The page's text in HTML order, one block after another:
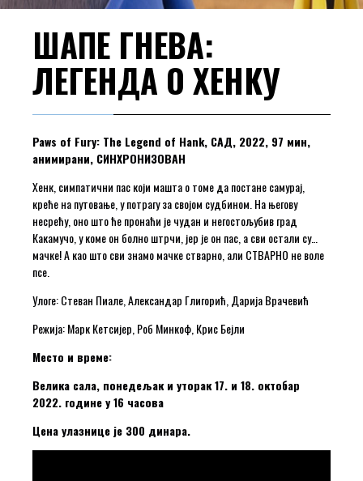
ШАПЕ ГНЕВА:
ЛЕГЕНДА О ХЕНКУ
Paws of Fury: The Legend of Hank, САД, 2022, 97 мин,
анимирани, СИНХРОНИЗОВАН
Хенк, симпатични пас који машта о томе да постане самурај,
креће на путовање, у потрагу за својом судбином. На његову
несрећу, оно што ће пронаћи је чудан и негостољубив град
Какамучо, у коме он болно штрчи, јер је он пас, а сви остали су…
мачке! А као што сви знамо мачке стварно, али СТВАРНО не воле
псе.
Улоге: Стеван Пиале, Александар Глигорић, Дарија Врачевић
Режија: Марк Кетсијер, Роб Минкоф, Крис Бејли
Место и време:
Велика сала, понедељак и уторак 17. и 18. октобар
2022. године у 16 часова
Цена улазнице је 300 динара.